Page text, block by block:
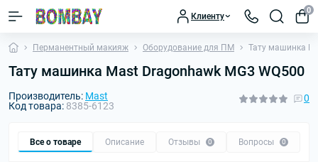
Клиенту
0
Перманентный макияж Оборудование для ПМ Тату машинка
Тату машинка Mast Dragonhawk MG3 WQ500
Производитель: Mast
Код товара: 8385-6123
0
Все о товаре Описание Отзывы 0 Вопросы 0